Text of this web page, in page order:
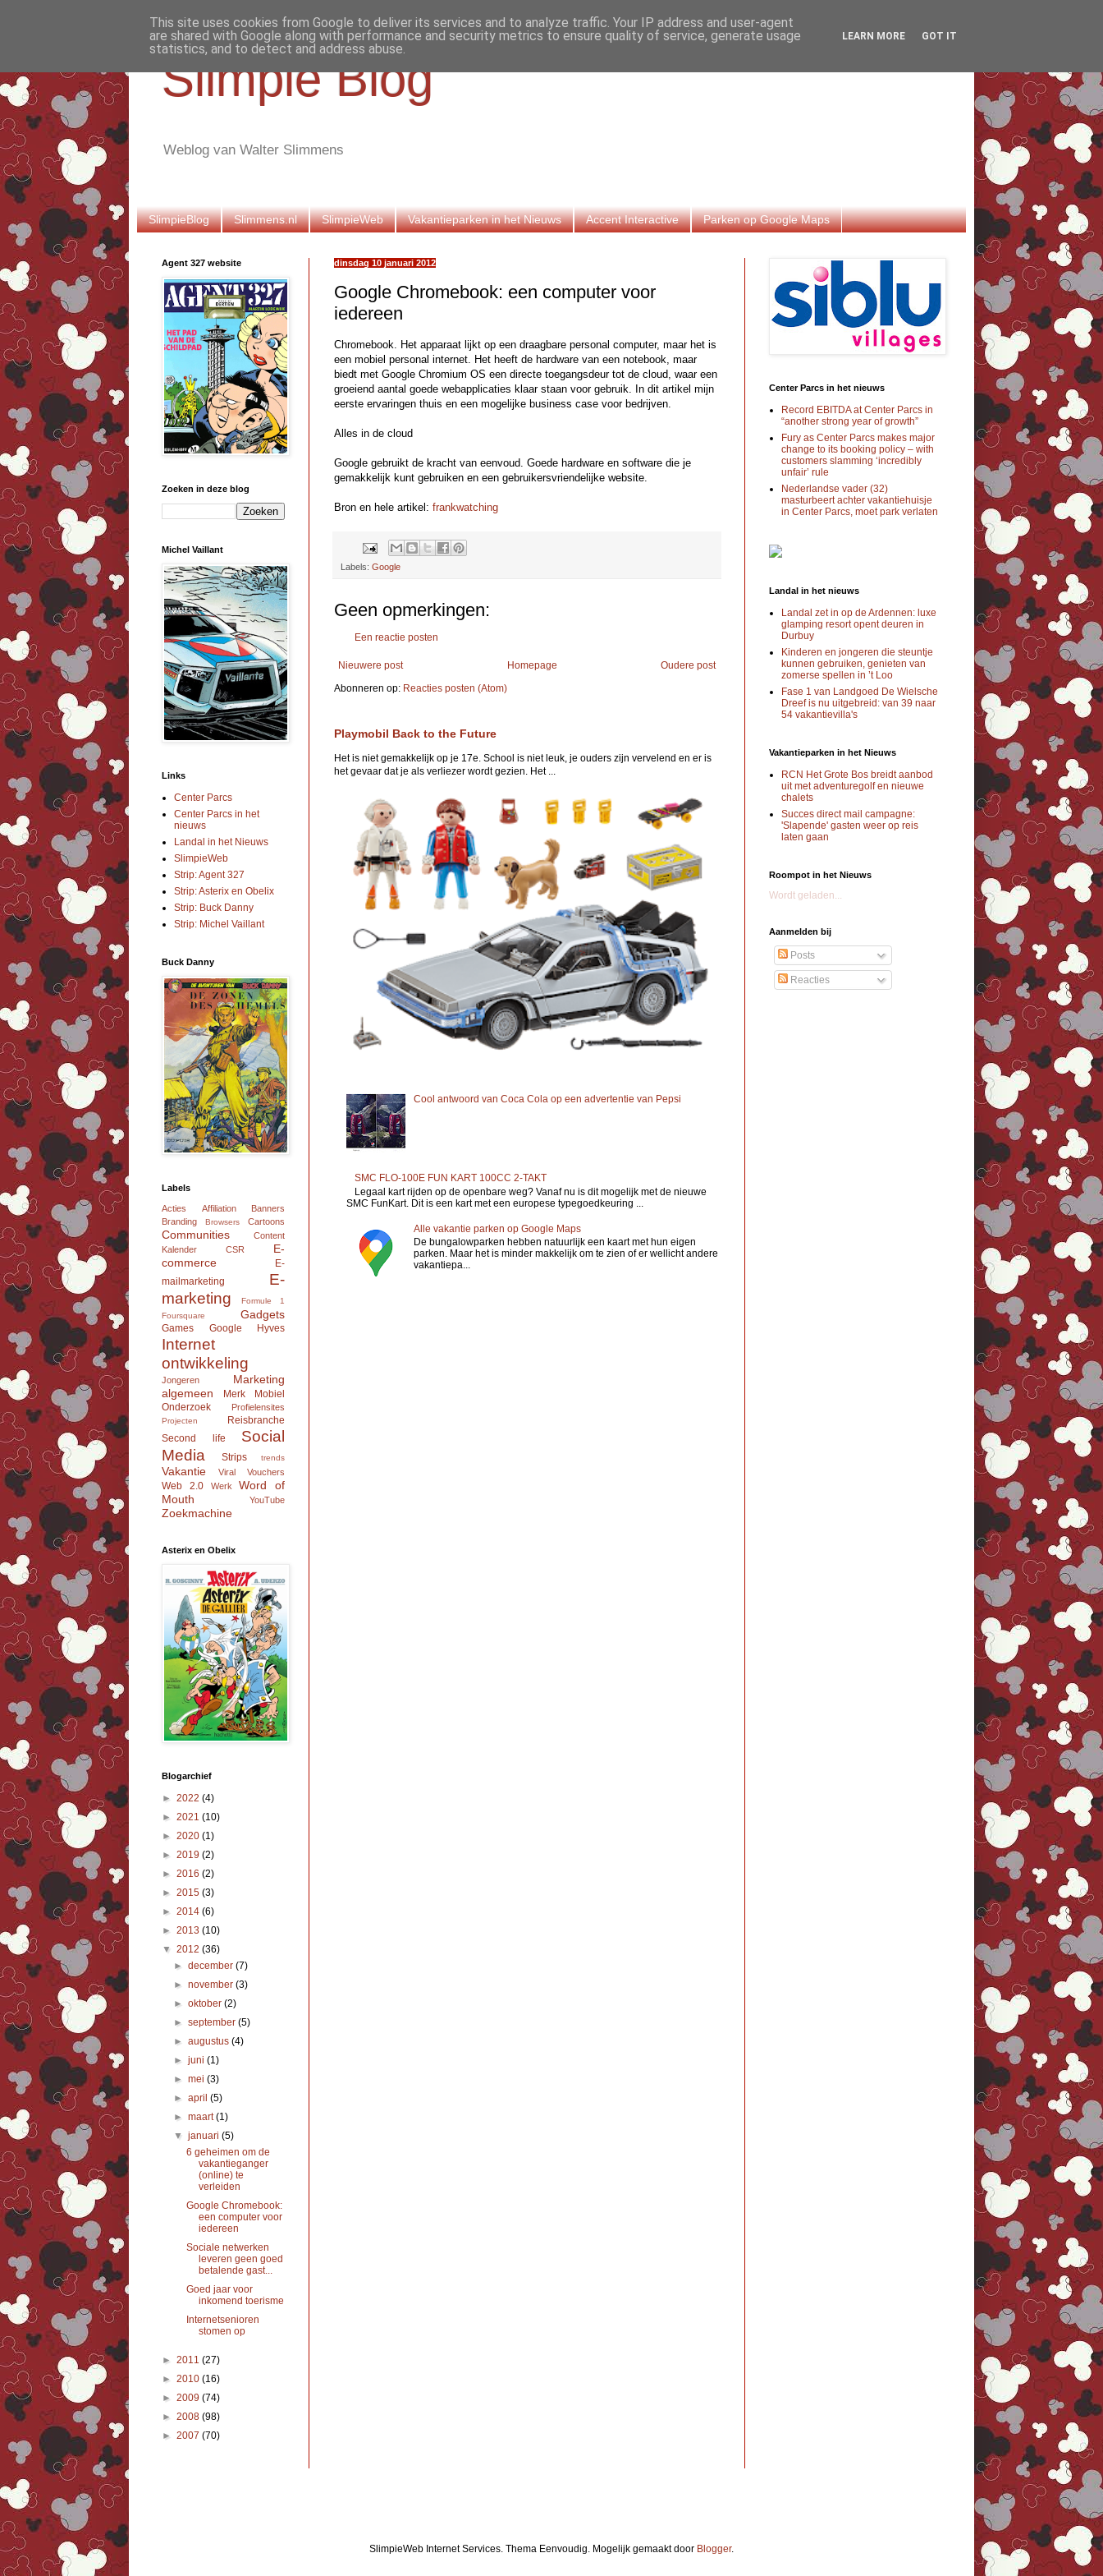
Slimpie Blog
Weblog van Walter Slimmens
SlimpieBlog Slimmens.nl SlimpieWeb Vakantieparken in het Nieuws Accent Interactive Parken op Google Maps
dinsdag 10 januari 2012
Google Chromebook: een computer voor
iedereen
Chromebook. Het apparaat lijkt op een draagbare personal computer, maar het is
een mobiel personal internet. Het heeft de hardware van een notebook, maar
biedt met Google Chromium OS een directe toegangsdeur tot de cloud, waar een
groeiend aantal goede webapplicaties klaar staan voor gebruik. In dit artikel mijn
eerste ervaringen thuis en een mogelijke business case voor bedrijven.
Alles in de cloud
Google gebruikt de kracht van eenvoud. Goede hardware en software die je
gemakkelijk kunt gebruiken en een gebruikersvriendelijke website.
Bron en hele artikel: frankwatching
Labels: Google
Geen opmerkingen:
Een reactie posten
Nieuwere post Oudere post
Homepage
Abonneren op: Reacties posten (Atom)
Playmobil Back to the Future
Het is niet gemakkelijk op je 17e. School is niet leuk, je ouders zijn vervelend en er is
het gevaar dat je als verliezer wordt gezien. Het ...
Cool antwoord van Coca Cola op een advertentie van Pepsi
SMC FLO-100E FUN KART 100CC 2-TAKT
Legaal kart rijden op de openbare weg? Vanaf nu is dit mogelijk met de nieuwe
SMC FunKart. Dit is een kart met een europese typegoedkeuring ...
Alle vakantie parken op Google Maps
De bungalowparken hebben natuurlijk een kaart met hun eigen
parken. Maar het is minder makkelijk om te zien of er wellicht andere
vakantiepa...
Agent 327 website
Zoeken in deze blog
Michel Vaillant
Links
Center Parcs
Center Parcs in het
nieuws
Landal in het Nieuws
SlimpieWeb
Strip: Agent 327
Strip: Asterix en Obelix
Strip: Buck Danny
Strip: Michel Vaillant
Buck Danny
Labels
Acties Affiliation
Banners
Branding
Browsers Cartoons
Communities
Content
Kalender
CSR
E-
commerce
E-
mailmarketing
E-
marketing
Formule 1
Foursquare
Gadgets
Games Google Hyves
Internet
ontwikkeling
Jongeren
Marketing
algemeen
Merk
Mobiel
Onderzoek
Profielensites
Projecten
Reisbranche
Second life
Social
Media
Strips trends
Vakantie Viral Vouchers
Web 2.0 Werk
Word of
Mouth
YouTube
Zoekmachine
Asterix en Obelix
Blogarchief
► 2022 (4)
► 2021 (10)
► 2020 (1)
► 2019 (2)
► 2016 (2)
► 2015 (3)
► 2014 (6)
► 2013 (10)
▼ 2012 (36)
►december(7)
►november(3)
►oktober(2)
►september(5)
►augustus(4)
►juni(1)
►mei(3)
►april(5)
►maart(1)
▼januari(5)
6 geheimen om de
vakantieganger
(online) te
verleiden
Google Chromebook:
een computer voor
iedereen
Sociale netwerken
leveren geen goed
betalende gast...
Goed jaar voor
inkomend toerisme
Internetsenioren
stomen op
► 2011 (27)
► 2010 (16)
► 2009 (74)
► 2008 (98)
► 2007 (70)
Center Parcs in het nieuws
Record EBITDA at Center Parcs in
“another strong year of growth”
Fury as Center Parcs makes major
change to its booking policy – with
customers slamming ‘incredibly
unfair’ rule
Nederlandse vader (32)
masturbeert achter vakantiehuisje
in Center Parcs, moet park verlaten
Landal in het nieuws
Landal zet in op de Ardennen: luxe
glamping resort opent deuren in
Durbuy
Kinderen en jongeren die steuntje
kunnen gebruiken, genieten van
zomerse spellen in ’t Loo
Fase 1 van Landgoed De Wielsche
Dreef is nu uitgebreid: van 39 naar
54 vakantievilla's
Vakantieparken in het Nieuws
RCN Het Grote Bos breidt aanbod
uit met adventuregolf en nieuwe
chalets
Succes direct mail campagne:
'Slapende' gasten weer op reis
laten gaan
Roompot in het Nieuws
Wordt geladen...
Aanmelden bij
Posts
Reacties
SlimpieWeb Internet Services. Thema Eenvoudig. Mogelijk gemaakt door Blogger.
This site uses cookies from Google to deliver its services and to analyze traffic. Your IP address and user-agent
are shared with Google along with performance and security metrics to ensure quality of service, generate usage
statistics, and to detect and address abuse.
LEARN MORE GOT IT